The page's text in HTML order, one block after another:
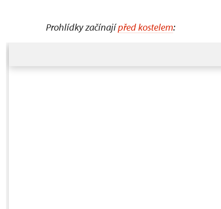
Prohlídky začínajípřed kostelem: